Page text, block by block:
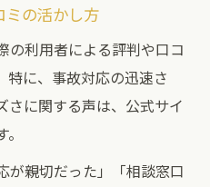
ミの活かし方
の利用者による評判や口コ
特に、事故対応の迅速さ
さに関する声は、公式サイ
が親切だった」「相談窓口